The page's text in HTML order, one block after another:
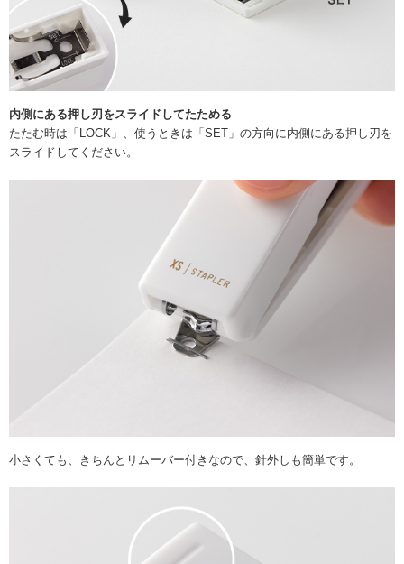
内側にある押し刃をスライドしてたためる
たたむ時は「LOCK」、使うときは「SET」の方向に内側にある押し刃を
スライドしてください。
小さくても、きちんとリムーバー付きなので、針外しも簡単です。